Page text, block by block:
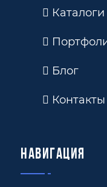
Каталоги
Блог
Контакты
Навигация